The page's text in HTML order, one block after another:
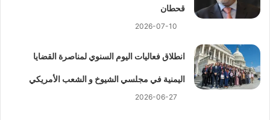
قحطان
2026-07-10
انطلاق فعاليات اليوم السنوي لمناصرة القضايا
اليمنية في مجلسي الشيوخ و الشعب الأمريكي
2026-06-27